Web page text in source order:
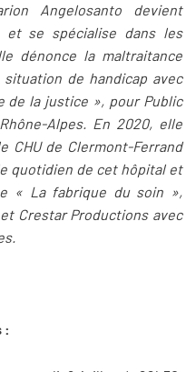
Angelosanto devient
et se spécialise dans les
dénonce la maltraitance
de handicap avec
de la justice », pour Public
Alpes. En 2020, elle
CHU de Clermont-Ferrand
quotidien de cet hôpital et
« La fabrique du soin »,
Crestar Productions avec
: